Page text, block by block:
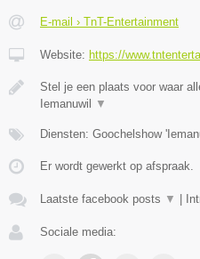
E-mail › TnT-Entertainment
Website: https://
Stel je een plaats voor waar
Iemanuwil
▼
Diensten: Goochelshow
Er wordt gewerkt op afspraak.
Laatste facebook posts ▼
Sociale media: